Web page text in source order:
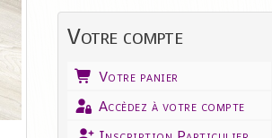
Votre compte
Votre panier
Accèdez à votre compte